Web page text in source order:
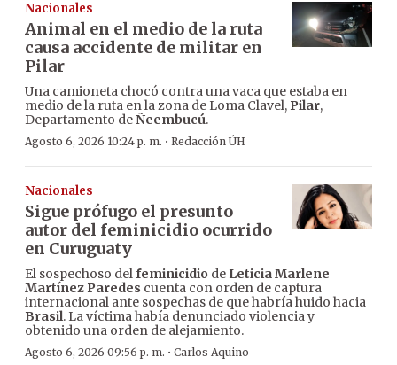
Nacionales
Animal en el medio de la ruta
causa accidente de militar en
Pilar
Una camioneta chocó contra una vaca que estaba en
medio de la ruta en la zona de Loma Clavel, Pilar,
Departamento deÑeembucú.
Agosto 6, 2026 10:24 p. m. · Redacción ÚH
Nacionales
Sigue prófugo el presunto
autor del feminicidio ocurrido
en Curuguaty
El sospechoso delfeminicidio de Leticia Marlene
Martínez Paredes cuenta con orden de captura
internacional ante sospechas de que habría huido hacia
Brasil. La víctima había denunciado violencia y
obtenido una orden de alejamiento.
Agosto 6, 2026 09:56 p. m. · Carlos Aquino